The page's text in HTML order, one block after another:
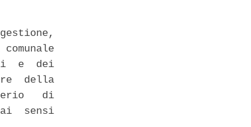
e  dei
della
di
ai  sensi